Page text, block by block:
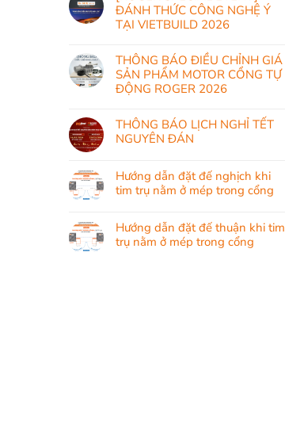
ĐÁNH THỨC CÔNG NGHỆ Ý
TẠI VIETBUILD 2026
THÔNG BÁO ĐIỀU CHỈNH GIÁ
SẢN PHẨM MOTOR CỔNG TỰ
ĐỘNG ROGER 2026
THÔNG BÁO LỊCH NGHỈ TẾT
NGUYÊN ĐÁN
Hướng dẫn đặt đế nghịch khi
tim trụ nằm ở mép trong cổng
Hướng dẫn đặt đế thuận khi tim
trụ nằm ở mép trong cổng